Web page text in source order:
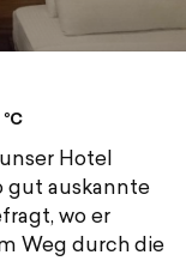
Hotel
gut auskannte
wo er
Weg durch die